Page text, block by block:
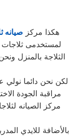
هكذا مركز صيانه
لمستخدمى ثلاجات
الثلاجة بالمنزل
لكن نحن دائما نولي
مراقبة الجودة
مركز الصيانه
بالأضافة للايدي